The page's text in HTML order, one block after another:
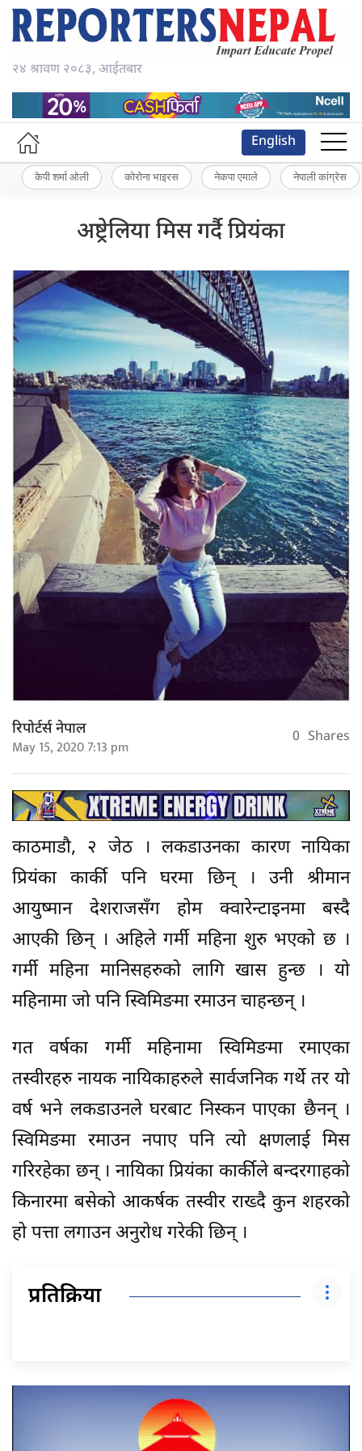
२४ श्रावण २०८३, आईतबार
English
केपी शर्मा ओली कोरोना भाइरस नेकपा एमाले नेपाली कांग्रेस
अष्ट्रेलिया मिस गर्दै प्रियंका
रिपोर्टर्स नेपाल
May 15, 2020 7:13 pm 0 Shares
काठमाडौ, २ जेठ । लकडाउनका कारण नायिका
प्रियंका कार्की पनि घरमा छिन् । उनी श्रीमान
आयुष्मान देशराजसँग होम क्वारेन्टाइनमा बस्दै
आएकी छिन् । अहिले गर्मी महिना शुरु भएको छ ।
गर्मी महिना मानिसहरुको लागि खास हुन्छ । यो
महिनामा जो पनि स्विमिङमा रमाउन चाहन्छन् ।
गत वर्षका गर्मी महिनामा स्विमिङमा रमाएका
तस्वीरहरु नायक नायिकाहरुले सार्वजनिक गर्थे तर यो
वर्ष भने लकडाउनले घरबाट निस्कन पाएका छैनन् ।
स्विमिङमा रमाउन नपाए पनि त्यो क्षणलाई मिस
गरिरहेका छन् । नायिका प्रियंका कार्कीले बन्दरगाहको
किनारमा बसेको आकर्षक तस्वीर राख्दै कुन शहरको
हो पत्ता लगाउन अनुरोध गरेकी छिन् ।
प्रतिक्रिया